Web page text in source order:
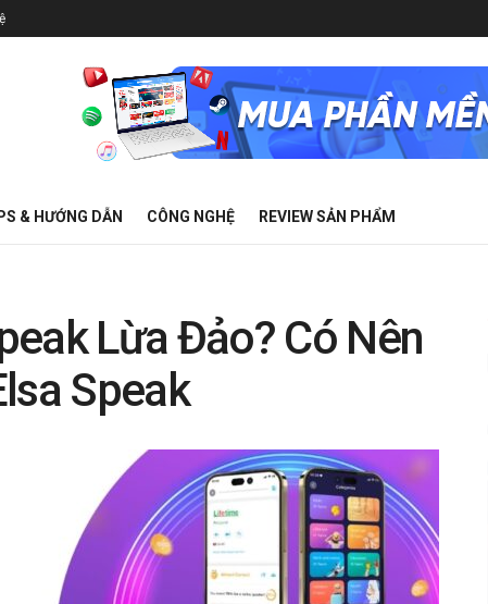
& HƯỚNG DẪN CÔNG NGHỆ REVIEW SẢN PHẨM
Lừa Đảo? Có Nên
Speak